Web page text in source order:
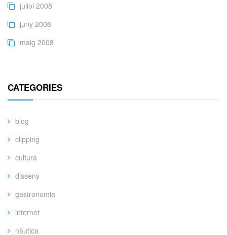
juliol 2008
juny 2008
maig 2008
CATEGORIES
blog
clipping
cultura
disseny
gastronomia
internet
nàutica